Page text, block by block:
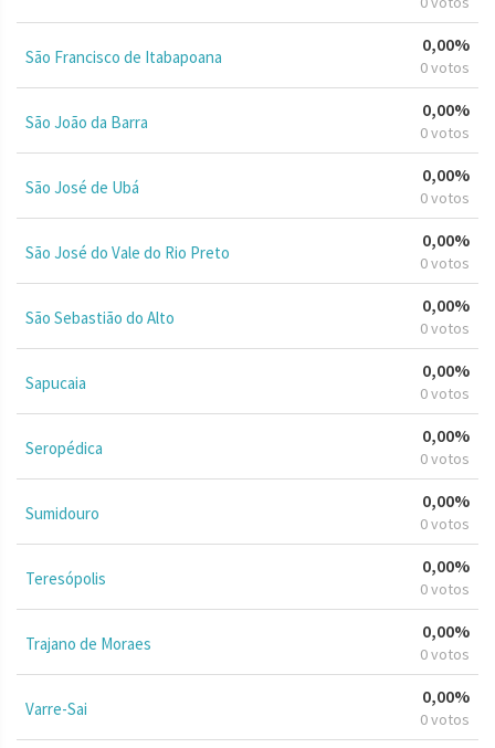
São Francisco de Itabapoana
0,00%
0 votos
São João da Barra
0,00%
0 votos
São José de Ubá
0,00%
0 votos
São José do Vale do Rio Preto
0,00%
0 votos
São Sebastião do Alto
0,00%
0 votos
Sapucaia
0,00%
0 votos
Seropédica
0,00%
0 votos
Sumidouro
0,00%
0 votos
Teresópolis
0,00%
0 votos
Trajano de Moraes
0,00%
0 votos
Varre-Sai
0,00%
0 votos